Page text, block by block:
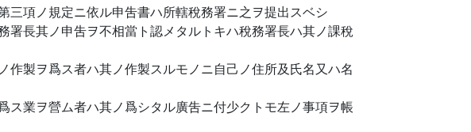
三項ノ規定ニ依ル申吿書ハ所轄稅務署ニ之ヲ提出スベシ
署長其ノ申吿ヲ不相當ト認メタルトキハ稅務署長ハ其ノ課稅
作製ヲ爲ス者ハ其ノ作製スルモノニ自己ノ住所及氏名又ハ名
ス業ヲ營ム者ハ其ノ爲シタル廣吿ニ付少クトモ左ノ事項ヲ帳